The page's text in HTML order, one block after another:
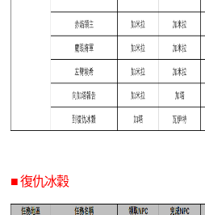
■ 復仇冰穀